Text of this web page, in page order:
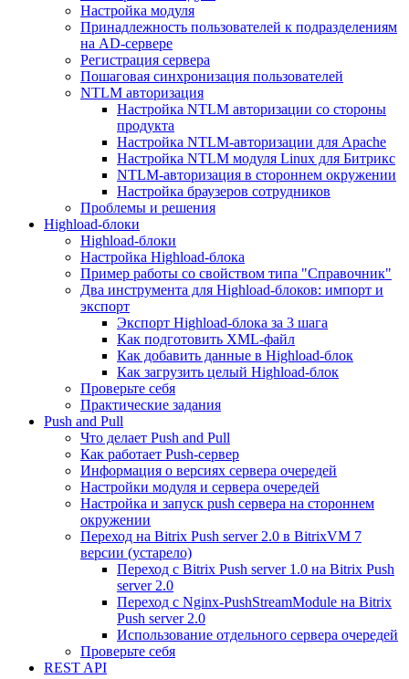
Настройка модуля
Принадлежность пользователей к подразделениям
на AD-сервере
Регистрация сервера
Пошаговая синхронизация пользователей
NTLM авторизация
Настройка NTLM авторизации со стороны
продукта
Настройка NTLM-авторизации для Apache
Настройка NTLM модуля Linux для Битрикс
NTLM-авторизация в стороннем окружении
Настройка браузеров сотрудников
Проблемы и решения
Highload-блоки
Highload-блоки
Настройка Highload-блока
Пример работы со свойством типа "Справочник"
Два инструмента для Highload-блоков: импорт и
экспорт
Экспорт Highload-блока за 3 шага
Как подготовить XML-файл
Как добавить данные в Highload-блок
Как загрузить целый Highload-блок
Проверьте себя
Практические задания
Push and Pull
Что делает Push and Pull
Как работает Push-сервер
Информация о версиях сервера очередей
Настройки модуля и сервера очередей
Настройка и запуск push сервера на стороннем
окружении
Переход на Bitrix Push server 2.0 в BitrixVM 7
версии (устарело)
Переход с Bitrix Push server 1.0 на Bitrix Push
server 2.0
Переход с Nginx-PushStreamModule на Bitrix
Push server 2.0
Использование отдельного сервера очередей
Проверьте себя
REST API